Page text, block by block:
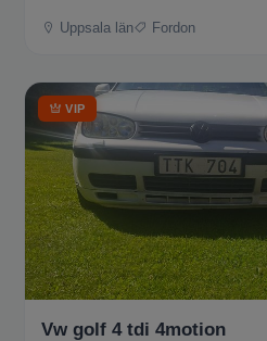
Uppsala län Fordon
VIP
Vw golf 4 tdi 4motion